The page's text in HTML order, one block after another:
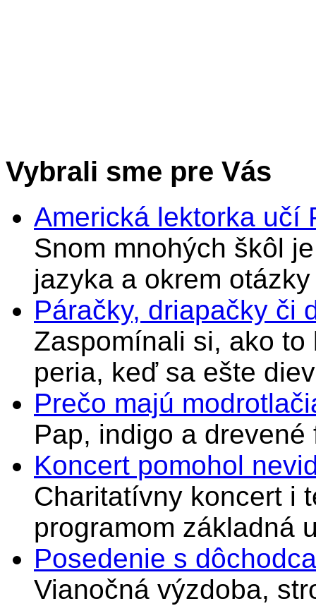
Vybrali sme pre Vás
Americká lektorka učí
Snom mnohých škôl
jazyka a okrem
Páračky, driapačky či
Zaspomínali si, ako
peria, keď sa ešte
Prečo majú
Pap, indigo a drevené
Koncert pomohol
Charitatívny koncert i
programom základná
Posedenie s
Vianočná výzdoba,